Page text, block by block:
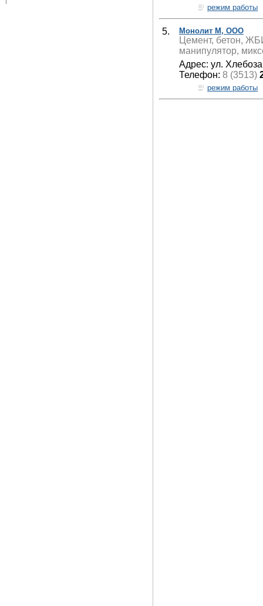
режим работы
5. Монолит М, ООО
Цемент, бетон,
манипулятор,
Адрес: ул.
Телефон: 8 (3513)
режим работы